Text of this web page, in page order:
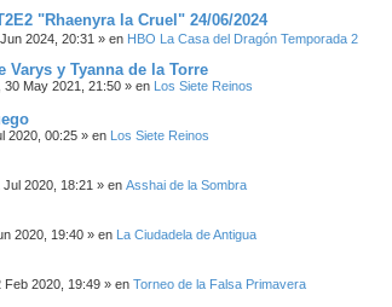
"Rhaenyra la Cruel" 24/06/2024
2024, 20:31 » en HBO La Casa del Dragón Temporada 2
Varys y Tyanna de la Torre
30 May 2021, 21:50 » en Los Siete Reinos
2020, 00:25 » en Los Siete Reinos
Jul 2020, 18:21 » en Asshai de la Sombra
2020, 19:40 » en La Ciudadela de Antigua
Feb 2020, 19:49 » en Torneo de la Falsa Primavera